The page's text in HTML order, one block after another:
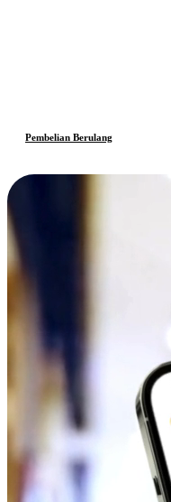
Pembelian Berulang